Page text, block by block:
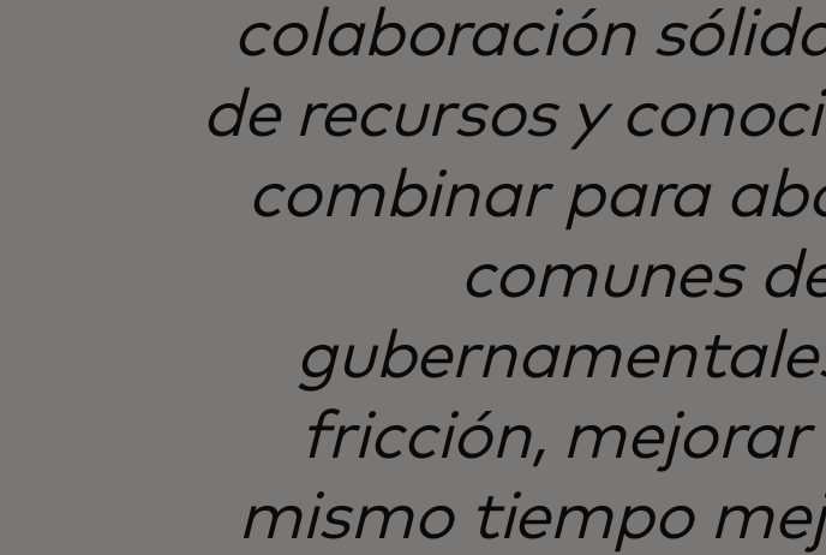
colaboración
de recursos y
combinar para
comunes
fricción,
mismo tiempo